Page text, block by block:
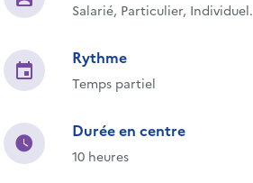
Salarié, Particulier, Individuel.
Rythme
Temps partiel
Durée en centre
10 heures